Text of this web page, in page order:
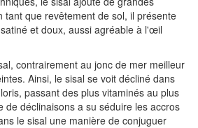
tant que revêtement de sol, il présente
et doux, aussi agréable à l'œil
contrairement au jonc de mer meilleur
Ainsi, le sisal se voit décliné dans
passant des plus vitaminés au plus
de déclinaisons a su séduire les accros
le sisal une manière de conjuguer